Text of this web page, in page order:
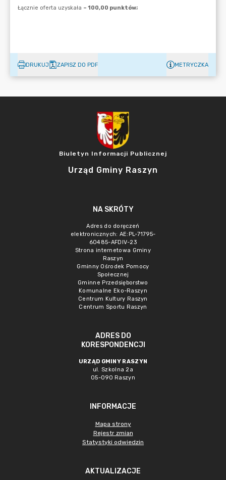
DRUKUJ ZAPISZ DO PDF METRYCZKA
Biuletyn Informacji Publicznej
Urząd Gminy Raszyn
NA SKRÓTY
Adres do doręczeń
elektronicznych: AE:PL-71795-
60485-AFDIV-23
Strona internetowa Gminy
Raszyn
Gminny Ośrodek Pomocy
Społecznej
Gminne Przedsięborstwo
Komunalne Eko-Raszyn
Centrum Kultury Raszyn
Centrum Sportu Raszyn
ADRES DO
KORESPONDENCJI
URZĄD GMINY RASZYN
ul. Szkolna 2a
05-090 Raszyn
INFORMACJE
Mapa strony
Rejestr zmian
Statystyki odwiedzin
AKTUALIZACJE